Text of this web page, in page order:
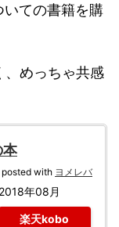
いての書籍を購
、めっちゃ共感
本
posted with ヨメレバ
年08月
楽天kobo